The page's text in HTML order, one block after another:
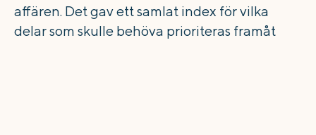
affären. Det gav ett samlat index för vilka
delar som skulle behöva prioriteras framåt